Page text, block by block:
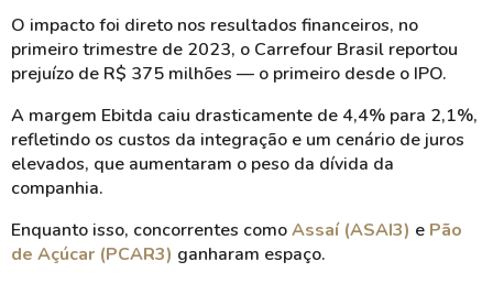
O impacto foi direto nos resultados financeiros, no
primeiro trimestre de 2023, o Carrefour Brasil reportou
prejuízo de R$ 375 milhões — o primeiro desde o IPO.
A margem Ebitda caiu drasticamente de 4,4% para 2,1%,
refletindo os custos da integração e um cenário de juros
elevados, que aumentaram o peso da dívida da
companhia.
Enquanto isso, concorrentes comoAssaí (ASAI3) e Pão
de Açúcar (PCAR3) ganharam espaço.